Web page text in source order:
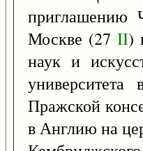
приглашению
Москве (27II)
наук и
Пражской
в Англию на